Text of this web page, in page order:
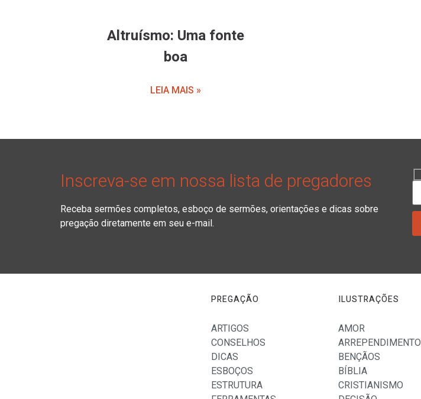
Altruísmo: Uma fonte
boa
LEIA MAIS »
Inscreva-se em nossa lista de pregadores
Receba sermões completos, esboço de sermões, orientações e dicas sobre
pregação diretamente em seu e-mail.
PREGAÇÃO
ARTIGOS
CONSELHOS
DICAS
ESBOÇOS
ESTRUTURA
ILUSTRAÇÕES
AMOR
ARREPENDIMENTO
BENÇÃOS
BÍBLIA
CRISTIANISMO